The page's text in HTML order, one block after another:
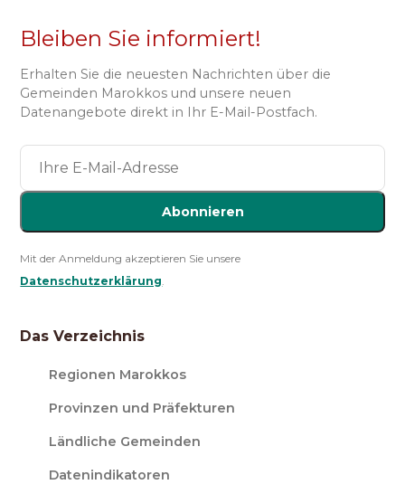
Bleiben Sie informiert!
Erhalten Sie die neuesten Nachrichten über die
Gemeinden Marokkos und unsere neuen
Datenangebote direkt in Ihr E-Mail-Postfach.
Abonnieren
Mit der Anmeldung akzeptieren Sie unsere
Datenschutzerklärung.
Das Verzeichnis
Regionen Marokkos
Provinzen und Präfekturen
Ländliche Gemeinden
Datenindikatoren